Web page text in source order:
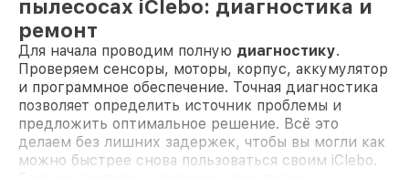
пылесосах iClebo: диагностика и
ремонт
Для начала проводим полную диагностику.
Проверяем сенсоры, моторы, корпус, аккумулятор
и программное обеспечение. Точная диагностика
позволяет определить источник проблемы и
предложить оптимальное решение. Всё это
делаем без лишних задержек, чтобы вы могли как
можно быстрее снова пользоваться своим iClebo.